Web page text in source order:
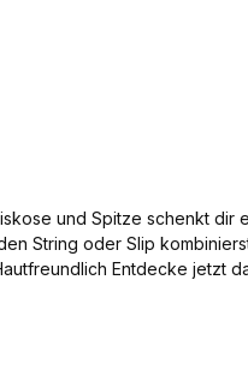
und Spitze schenkt dir
String oder Slip